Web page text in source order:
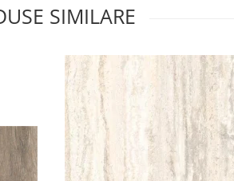
SIMILARE